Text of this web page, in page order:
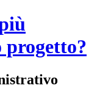
progetto?